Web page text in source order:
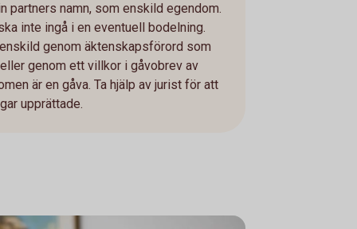
partners namn, som enskild egendom.
inte ingå i en eventuell bodelning.
genom äktenskapsförord som
genom ett villkor i gåvobrev av
är en gåva. Ta hjälp av jurist för att
upprättade.